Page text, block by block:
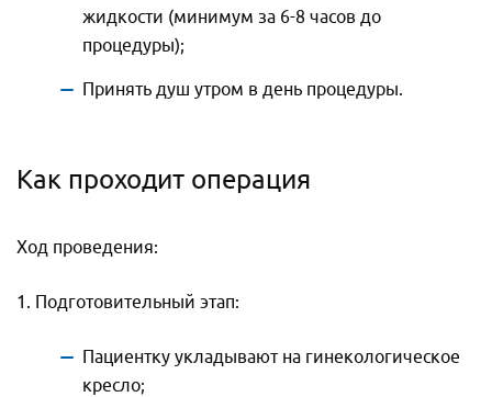
жидкости (минимум за 6-8 часов до
процедуры);
Принять душ утром в день процедуры.
Как проходит операция
Ход проведения:
1. Подготовительный этап:
Пациентку укладывают на гинекологическое
кресло;